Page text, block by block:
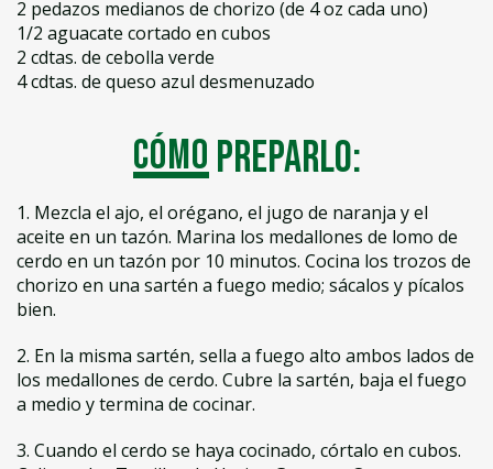
2 pedazos medianos de chorizo (de 4 oz cada uno)
1/2 aguacate cortado en cubos
2 cdtas. de cebolla verde
4 cdtas. de queso azul desmenuzado
Cómopreparlo:
1. Mezcla el ajo, el orégano, el jugo de naranja y el
aceite en un tazón. Marina los medallones de lomo de
cerdo en un tazón por 10 minutos. Cocina los trozos de
chorizo en una sartén a fuego medio; sácalos y pícalos
bien.
2. En la misma sartén, sella a fuego alto ambos lados de
los medallones de cerdo. Cubre la sartén, baja el fuego
a medio y termina de cocinar.
3. Cuando el cerdo se haya cocinado, córtalo en cubos.